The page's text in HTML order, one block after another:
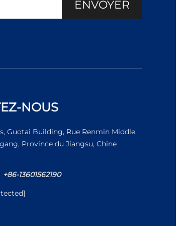
ENVOYER
NOUS
Guotai Building, Rue Renmin Middle,
Province du Jiangsu, Chine
+86-13601562190